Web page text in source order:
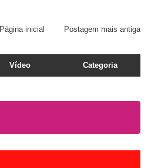
Postagem mais antiga
Página inicial
Vídeo Categoria